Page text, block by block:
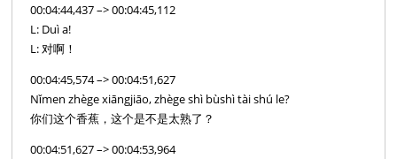
00:04:44,437 –> 00:04:45,112
L: Duì a!
L: 对啊！
00:04:45,574 –> 00:04:51,627
Nǐmen zhège xiāngjiāo, zhège shì bùshì tài shú le?
你们这个香蕉，这个是不是太熟了？
00:04:51,627 –> 00:04:53,964